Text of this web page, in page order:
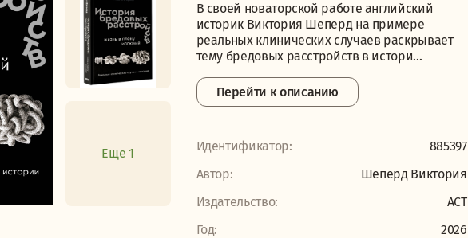
Еще 1
В своей новаторской работе английский
историк Виктория Шеперд на примере
реальных клинических случаев раскрывает
тему бредовых расстройств в истори...
Перейти к описанию
Идентификатор:
885397
Автор:
Шеперд Виктория
Издательство:
АСТ
Год:
2026